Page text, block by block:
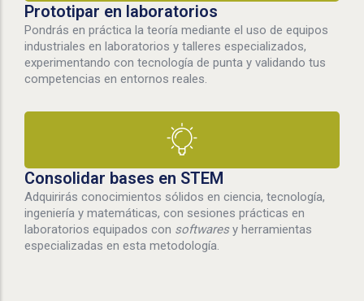
Prototipar en laboratorios
Pondrás en práctica la teoría mediante el uso de equipos
industriales en laboratorios y talleres especializados,
experimentando con tecnología de punta y validando tus
competencias en entornos reales.
Consolidar bases en STEM
Adquirirás conocimientos sólidos en ciencia, tecnología,
ingeniería y matemáticas, con sesiones prácticas en
laboratorios equipados con softwaresy herramientas
especializadas en esta metodología.